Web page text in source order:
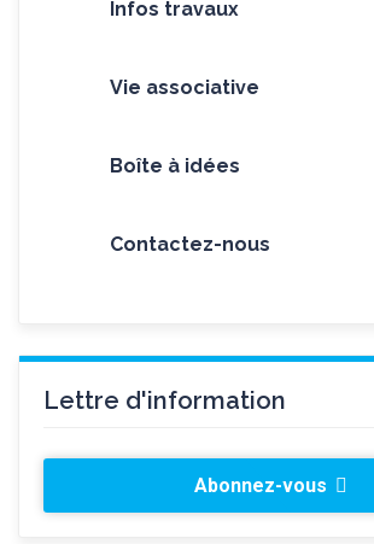
Infos travaux
Vie associative
Boîte à idées
Contactez-nous
Lettre d'information
Abonnez-vous